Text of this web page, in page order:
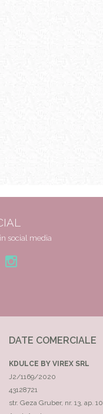
social media
DATE COMERCIALE
KDULCE BY VIREX SRL
J2/1169/2020
43128721
str. Geza Gruber, nr. 13, ap. 10